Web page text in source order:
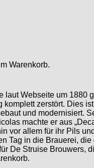
Warenkorb.
laut Webseite um 1880
zerstört. Dies
und modernisiert.
machte er aus
vor allem für ihr Pils
Tag in die Brauerei,
De Struise Brouwers,